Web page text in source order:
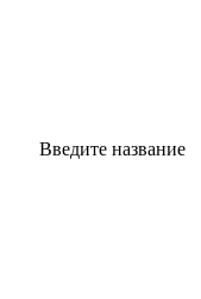
Введите название